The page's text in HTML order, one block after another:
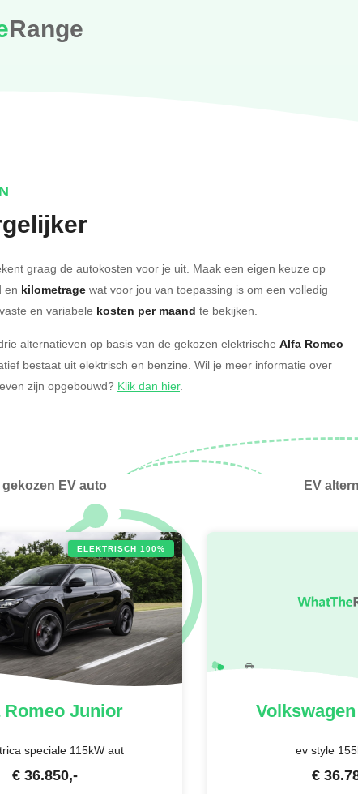
Range
graag de autokosten voor je uit. Maak een eigen keuze op
en kilometrage wat voor jou van toepassing is om een volledig
en variabele kosten per maand te bekijken.
alternatieven op basis van de gekozen elektrische Alfa Romeo
bestaat uit elektrisch en benzine. Wil je meer informatie over
zijn opgebouwd? Klik dan hier.
gekozen EV auto
ELEKTRISCH 100%
Junior
speciale 115kW aut
€ 36.850,-
EV
Volkswagen
ev style
€